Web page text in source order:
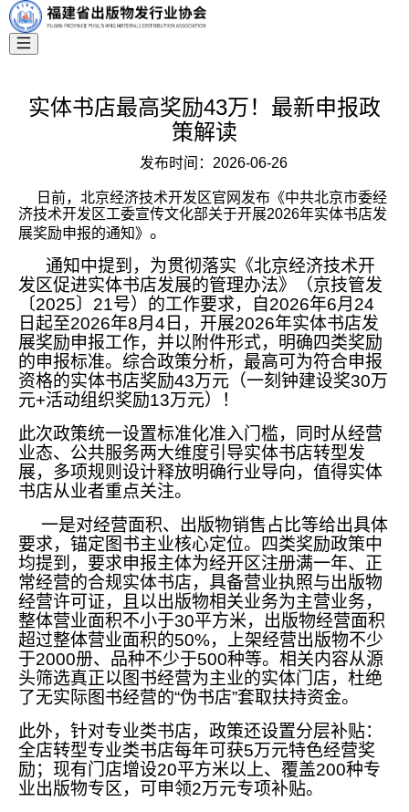
实体书店最高奖励43万！最新申报政
策解读
发布时间： 2026-06-26
日前，北京经济技术开发区官网发布《中共北京市委经
济技术开发区工委宣传文化部关于开展2026年实体书店发
展奖励申报的通知》 。
通知中提到，为贯彻落实《北京经济技术开
发区促进实体书店发展的管理办法》（京技管发
〔2025〕21号）的工作要求，自2026年6月24
日起至2026年8月4日，开展2026年实体书店发
展奖励申报工作，并以附件形式，明确四类奖励
的申报标准。综合政策分析，最高可为符合申报
资格的实体书店奖励43万元（一刻钟建设奖30万
元+活动组织奖励13万元）！
此次政策统一设置标准化准入门槛，同时从经营
业态、公共服务两大维度引导实体书店转型发
展，多项规则设计释放明确行业导向，值得实体
书店从业者重点关注。
一是对经营面积、出版物销售占比等给出具体
要求，锚定图书主业核心定位。四类奖励政策中
均提到，要求申报主体为经开区注册满一年、正
常经营的合规实体书店，具备营业执照与出版物
经营许可证，且以出版物相关业务为主营业务，
整体营业面积不小于30平方米，出版物经营面积
超过整体营业面积的50%，上架经营出版物不少
于2000册、品种不少于500种等。相关内容从源
头筛选真正以图书经营为主业的实体门店，杜绝
了无实际图书经营的“伪书店”套取扶持资金。
此外，针对专业类书店，政策还设置分层补贴：
全店转型专业类书店每年可获5万元特色经营奖
励；现有门店增设20平方米以上、覆盖200种专
业出版物专区，可申领2万元专项补贴。